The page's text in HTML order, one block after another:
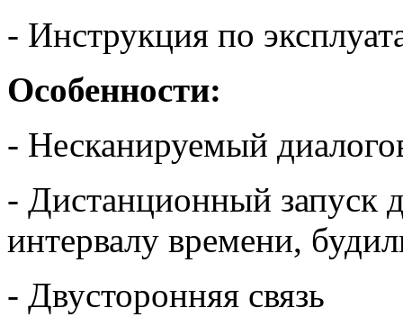
- Инструкция по
Особенности:
- Несканируемый
- Дистанционный запуск
интервалу времени,
- Двусторонняя связь